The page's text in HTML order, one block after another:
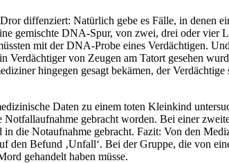
diffenziert: Natürlich gebe es Fälle, in denen
gemischte DNA-Spur, von zwei, drei oder vier
mit der DNA-Probe eines Verdächtigen.
Verdächtiger von Zeugen am Tatort gesehen
hingegen gesagt bekämen, der Verdächtige
Daten zu einem toten Kleinkind
gebracht worden. Bei einer
die Notaufnahme gebracht. Fazit: Von den
den Befund ‚Unfall‘. Bei der Gruppe, die von
gehandelt haben müsse.